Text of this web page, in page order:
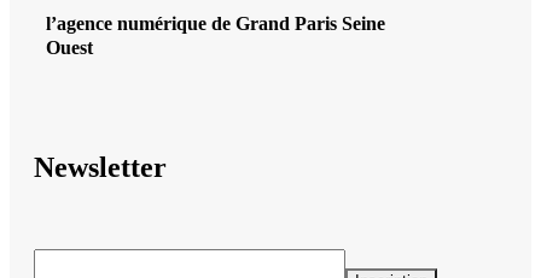
l’agence numérique de Grand Paris Seine
Ouest
Newsletter